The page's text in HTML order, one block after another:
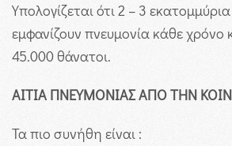
Υπολογίζεται ότι 2 – 3
εμφανίζουν πνευμονία κάθε χρόνο
45.000 θάνατοι.
ΑΙΤΙΑ ΠΝΕΥΜΟΝΙΑΣ ΑΠΟ ΤΗΝ
Τα πιο συνήθη είναι :